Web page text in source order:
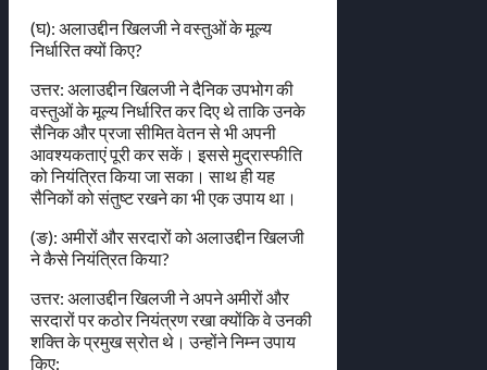
(घ): अलाउद्दीन खिलजी ने वस्तुओं के मूल्य
निर्धारित क्यों किए?
उत्तर: अलाउद्दीन खिलजी ने दैनिक उपभोग की
वस्तुओं के मूल्य निर्धारित कर दिए थे ताकि उनके
सैनिक और प्रजा सीमित वेतन से भी अपनी
आवश्यकताएं पूरी कर सकें। इससे मुद्रास्फीति
को नियंत्रित किया जा सका। साथ ही यह
सैनिकों को संतुष्ट रखने का भी एक उपाय था।
(ङ): अमीरों और सरदारों को अलाउद्दीन खिलजी
ने कैसे नियंत्रित किया?
उत्तर: अलाउद्दीन खिलजी ने अपने अमीरों और
सरदारों पर कठोर नियंत्रण रखा क्योंकि वे उनकी
शक्ति के प्रमुख स्रोत थे। उन्होंने निम्न उपाय
किए: